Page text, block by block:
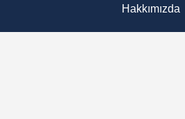
Hakkımızda